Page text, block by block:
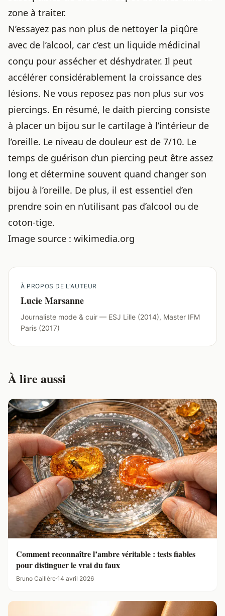
zone à traiter.
N’essayez pas non plus de nettoyer la piqûre
avec de l’alcool, car c’est un liquide médicinal
conçu pour assécher et déshydrater. Il peut
accélérer considérablement la croissance des
lésions. Ne vous reposez pas non plus sur vos
piercings. En résumé, le daith piercing consiste
à placer un bijou sur le cartilage à l’intérieur de
l’oreille. Le niveau de douleur est de 7/10. Le
temps de guérison d’un piercing peut être assez
long et détermine souvent quand changer son
bijou à l’oreille. De plus, il est essentiel d’en
prendre soin en n’utilisant pas d’alcool ou de
coton-tige.
Image source : wikimedia.org
À PROPOS DE L'AUTEUR
Lucie Marsanne
Journaliste mode & cuir — ESJ Lille (2014), Master IFM
Paris (2017)
À lire aussi
Comment reconnaître l’ambre véritable : tests fiables
pour distinguer le vrai du faux
Bruno Caillère·14 avril 2026